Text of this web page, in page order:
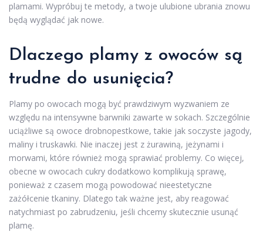
plamami. Wypróbuj te metody, a twoje ulubione ubrania znowu
będą wyglądać jak nowe.
Dlaczego plamy z owoców są
trudne do usunięcia?
Plamy po owocach mogą być prawdziwym wyzwaniem ze
względu na intensywne barwniki zawarte w sokach. Szczególnie
uciążliwe są owoce drobnopestkowe, takie jak soczyste jagody,
maliny i truskawki. Nie inaczej jest z żurawiną, jeżynami i
morwami, które również mogą sprawiać problemy. Co więcej,
obecne w owocach cukry dodatkowo komplikują sprawę,
ponieważ z czasem mogą powodować nieestetyczne
zażółcenie tkaniny. Dlatego tak ważne jest, aby reagować
natychmiast po zabrudzeniu, jeśli chcemy skutecznie usunąć
plamę.